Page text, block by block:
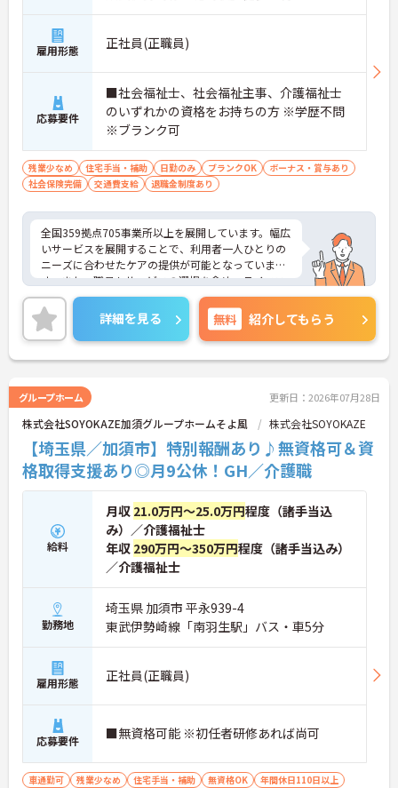
雇用形態 正社員(正職員)
応募要件
■社会福祉士、社会福祉主事、介護福祉士
のいずれかの資格をお持ちの方 ※学歴不問
※ブランク可
残業少なめ 住宅手当・補助 日勤のみ ブランクOK
ボーナス・賞与あり
社会保険完備
交通費支給 退職金制度あり
全国359拠点705事業所以上を展開しています。幅広
いサービスを展開することで、利用者一人ひとりの
ニーズに合わせたケアの提供が可能となっていま
す。また、職員もサービスの選択を含め、ライフス
タイルに合わせた働き方の選択肢が多くあります。
入社時研修はもちろん、サービス・職種ごとに研修
カリキュラムが整っており学び成長できる環境で
す。
ご興味のある方は面接対策ポイントなどお話致しま
詳細を見る 無料 紹介してもらう
グループホーム 更新日：2026年07月28日
株式会社SOYOKAZE加須グループホームそよ風 株式会社SOYOKAZE
【埼玉県／加須市】特別報酬あり♪無資格可＆資
格取得支援あり◎月9公休！GH／介護職
給料
月収 21.0万円～25.0万円程度（諸手当込
み）／介護福祉士
年収 290万円～350万円程度（諸手当込み）
／介護福祉士
勤務地
埼玉県 加須市 平永939-4
東武伊勢崎線「南羽生駅」バス・車5分
雇用形態 正社員(正職員)
応募要件 ■無資格可能 ※初任者研修あれば尚可
車通勤可 残業少なめ 住宅手当・補助 無資格OK
年間休日110日以上